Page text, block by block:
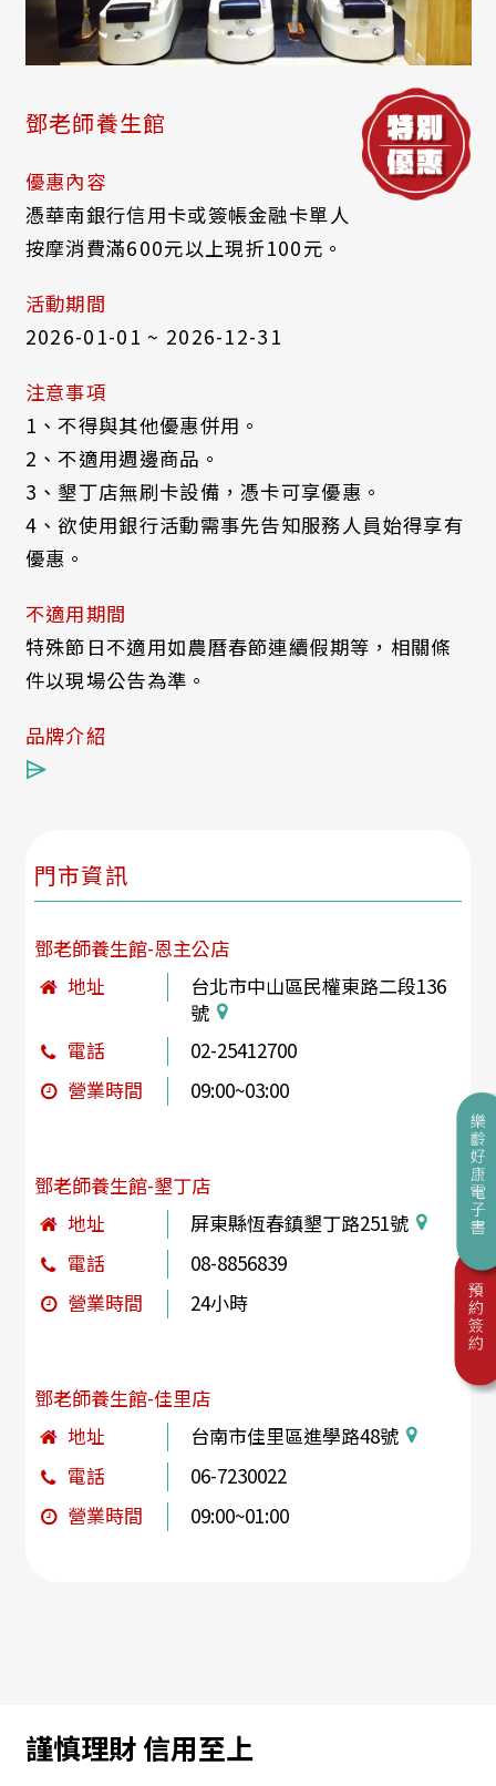
鄧老師養生館
優惠內容
憑華南銀行信用卡或簽帳金融卡單人
按摩消費滿600元以上現折100元。
活動期間
2026-01-01 ~ 2026-12-31
注意事項
1、不得與其他優惠併用。
2、不適用週邊商品。
3、墾丁店無刷卡設備，憑卡可享優惠。
4、欲使用銀行活動需事先告知服務人員始得享有
優惠。
不適用期間
特殊節日不適用如農曆春節連續假期等，相關條
件以現場公告為準。
品牌介紹
門市資訊
鄧老師養生館-恩主公店
地址
台北市中山區民權東路二段136
號
電話
02-25412700
營業時間
09:00~03:00
鄧老師養生館-墾丁店
地址
屏東縣恆春鎮墾丁路251號
電話
08-8856839
營業時間
24小時
鄧老師養生館-佳里店
地址
台南市佳里區進學路48號
電話
06-7230022
營業時間
09:00~01:00
謹慎理財 信用至上